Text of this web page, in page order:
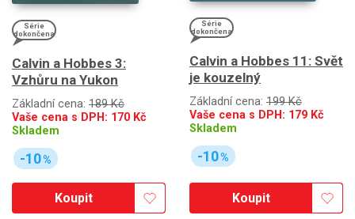
Série
dokončena
Calvin a Hobbes 3:
Vzhůru na Yukon
Základní cena: 189 Kč
Vaše cena s DPH: 170 Kč
Skladem
-10%
Koupit
Série
dokončena
Calvin a Hobbes 11: Svět
je kouzelný
Základní cena: 199 Kč
Vaše cena s DPH: 179 Kč
Skladem
-10%
Koupit